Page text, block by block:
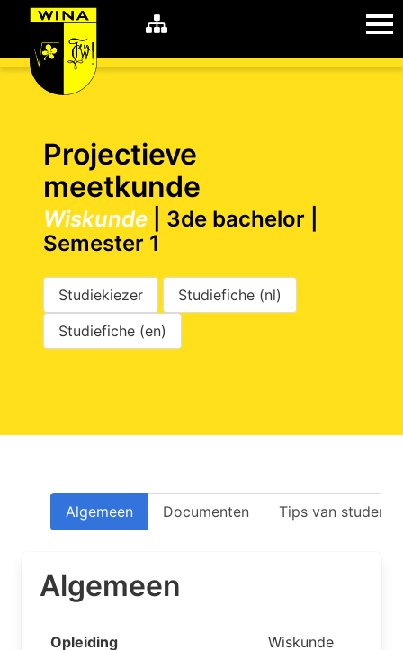
Career
Studie
Home
Projectieve
meetkunde
Wiskunde
| 3de bachelor |
Semester 1
Studiekiezer
Studiefiche (nl)
Studiefiche (en)
Algemeen Documenten Tips van
Algemeen
Opleiding Wiskunde